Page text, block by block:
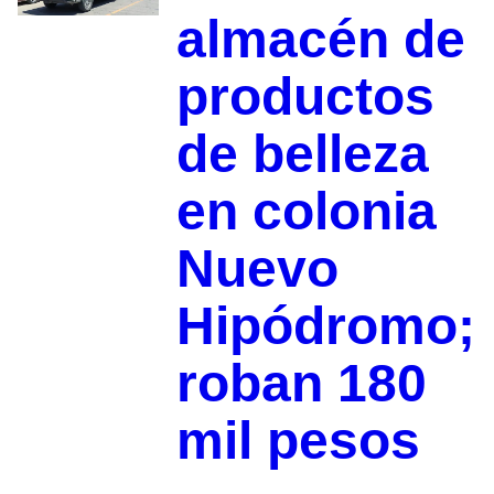
almacén de
productos
de belleza
en colonia
Nuevo
Hipódromo;
roban 180
mil pesos